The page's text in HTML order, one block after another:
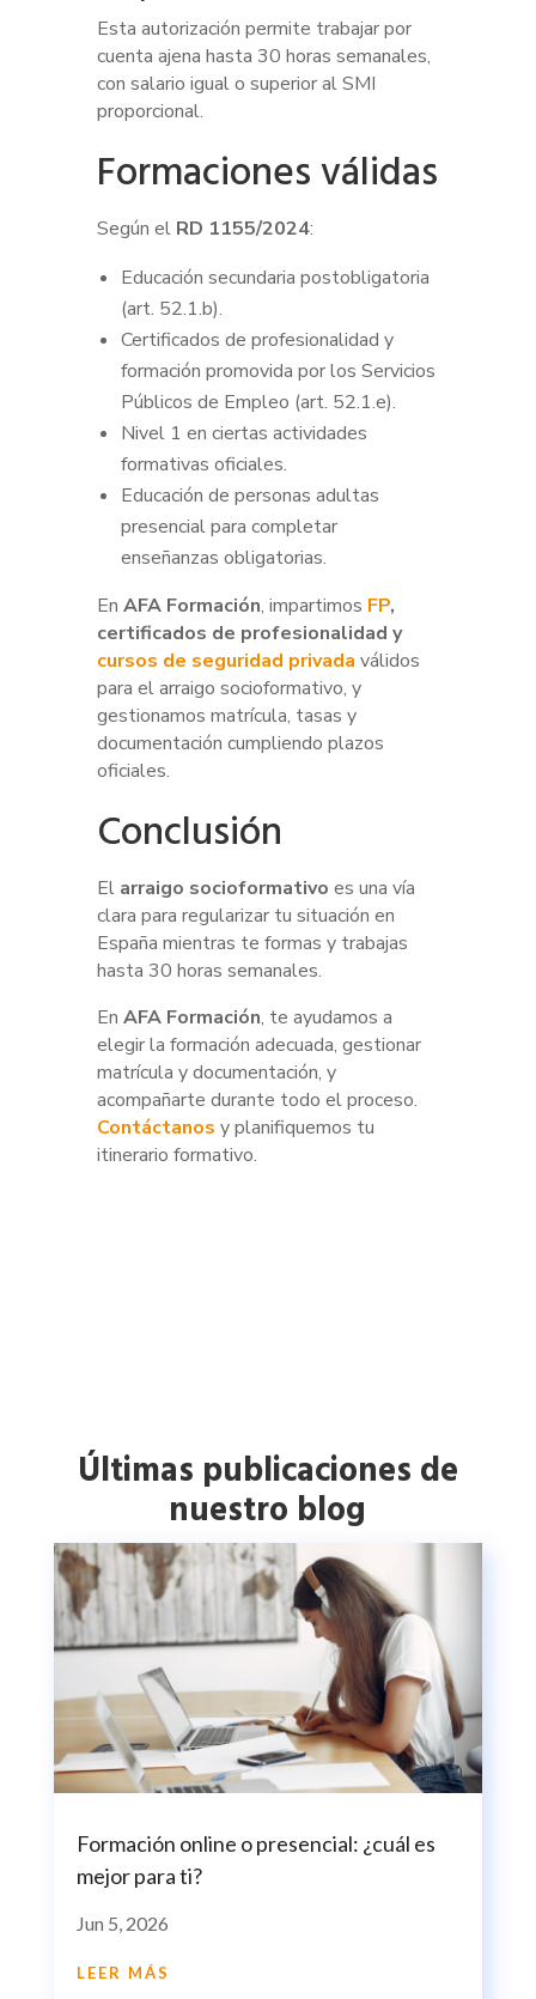
Esta autorización permite trabajar por
cuenta ajena hasta 30 horas semanales,
con salario igual o superior al SMI
proporcional.
Formaciones válidas
Según el RD 1155/2024:
Educación secundaria postobligatoria
(art. 52.1.b).
Certificados de profesionalidad y
formación promovida por los Servicios
Públicos de Empleo (art. 52.1.e).
Nivel 1 en ciertas actividades
formativas oficiales.
Educación de personas adultas
presencial para completar
enseñanzas obligatorias.
En AFA Formación, impartimos FP,
certificados de profesionalidad y
cursos de seguridad privada válidos
para el arraigo socioformativo, y
gestionamos matrícula, tasas y
documentación cumpliendo plazos
oficiales.
Conclusión
El arraigo socioformativo es una vía
clara para regularizar tu situación en
España mientras te formas y trabajas
hasta 30 horas semanales.
En AFA Formación, te ayudamos a
elegir la formación adecuada, gestionar
matrícula y documentación, y
acompañarte durante todo el proceso.
Contáctanos y planifiquemos tu
itinerario formativo.
Últimas publicaciones de
nuestro blog
Formación online o presencial: ¿cuál es
mejor para ti?
Jun 5, 2026
LEER MÁS